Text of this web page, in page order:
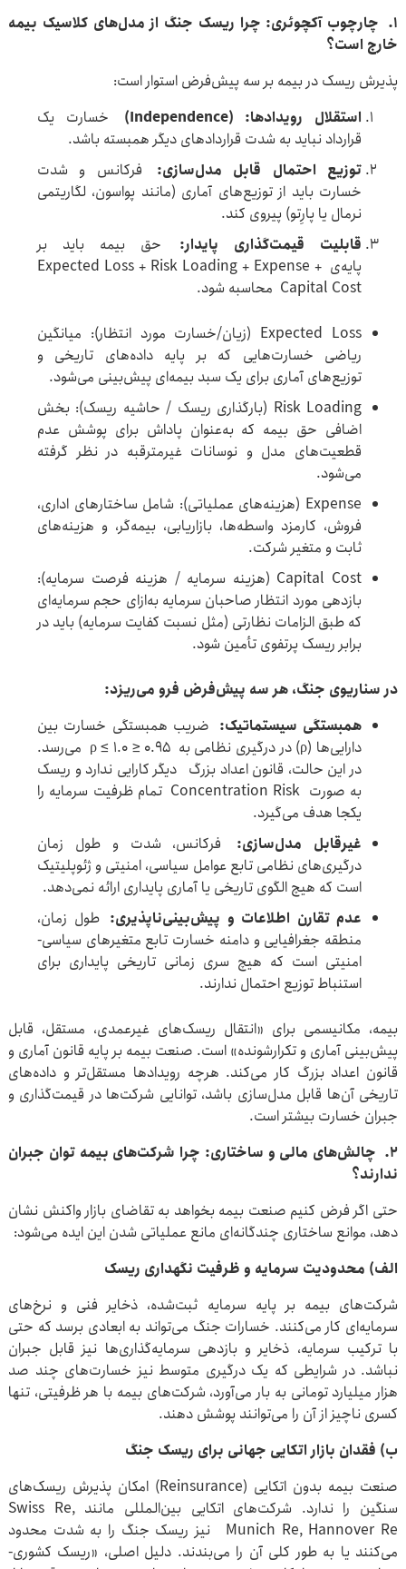
۱. چارچوب آکچوئری: چرا ریسک جنگ از مدل‌های کلاسیک بیمه
خارج است؟
پذیرش ریسک در بیمه بر سه پیش‌فرض استوار است:
استقلال رویدادها: (Independence)
خسارت یک
قرارداد نباید به شدت قراردادهای دیگر همبسته باشد.
توزیع احتمال قابل مدل‌سازی: فرکانس و شدت
خسارت باید از توزیع‌های آماری (مانند پواسون، لگاریتمی
نرمال یا پارِتو) پیروی کند.
قابلیت قیمت‌گذاری پایدار: حق بیمه باید بر
پایه‌ی Expected Loss + Risk Loading + Expense +
Capital Cost محاسبه شود.
Expected Loss (زیان/خسارت مورد انتظار): میانگین
ریاضی خسارت‌هایی که بر پایه داده‌های تاریخی و
توزیع‌های آماری برای یک سبد بیمه‌ای پیش‌بینی می‌شود.
Risk Loading (بارگذاری ریسک / حاشیه ریسک): بخش
اضافی حق بیمه که به‌عنوان پاداش برای پوشش عدم
قطعیت‌های مدل و نوسانات غیرمترقبه در نظر گرفته
می‌شود.
Expense (هزینه‌های عملیاتی): شامل ساختارهای اداری،
فروش، کارمزد واسطه‌ها، بازاریابی، بیمه‌گر، و هزینه‌های
ثابت و متغیر شرکت.
Capital Cost (هزینه سرمایه / هزینه فرصت سرمایه):
بازدهی مورد انتظار صاحبان سرمایه به‌ازای حجم سرمایه‌ای
که طبق الزامات نظارتی (مثل نسبت کفایت سرمایه) باید در
برابر ریسک پرتفوی تأمین شود.
در سناریوی جنگ، هر سه پیش‌فرض فرو می‌ریزد:
همبستگی سیستماتیک: ضریب همبستگی خسارت بین
دارایی‌ها (ρ) در درگیری نظامی به 0.95 ≤ ρ ≤ 1.0 می‌رسد.
در این حالت، قانون اعداد بزرگ دیگر کارایی ندارد و ریسک
به صورت Concentration Risk تمام ظرفیت سرمایه را
یکجا هدف می‌گیرد.
غیرقابل مدل‌سازی: فرکانس، شدت و طول زمان
درگیری‌های نظامی تابع عوامل سیاسی، امنیتی و ژئوپلیتیک
است که هیچ الگوی تاریخی یا آماری پایداری ارائه نمی‌دهد.
عدم تقارن اطلاعات و پیش‌بینی‌ناپذیری: طول زمان،
منطقه جغرافیایی و دامنه‌ خسارت تابع متغیرهای سیاسی-
امنیتی است که هیچ سری زمانی تاریخی پایداری برای
استنباط توزیع احتمال ندارند.
بیمه، مکانیسمی برای «انتقال ریسک‌های غیرعمدی، مستقل، قابل
پیش‌بینی آماری و تکرارشونده» است. صنعت بیمه بر پایه قانون آماری و
قانون اعداد بزرگ کار می‌کند. هرچه رویدادها مستقل‌تر و داده‌های
تاریخی آن‌ها قابل مدل‌سازی باشد، توانایی شرکت‌ها در قیمت‌گذاری و
جبران خسارت بیشتر است.
۲. چالش‌های مالی و ساختاری: چرا شرکت‌های بیمه توان جبران
ندارند؟
حتی اگر فرض کنیم صنعت بیمه بخواهد به تقاضای بازار واکنش نشان
دهد، موانع ساختاری چندگانه‌ای مانع عملیاتی شدن این ایده می‌شود:
الف) محدودیت سرمایه و ظرفیت نگهداری ریسک
شرکت‌های بیمه بر پایه سرمایه ثبت‌شده، ذخایر فنی و نرخ‌های
سرمایه‌ای کار می‌کنند. خسارات جنگ می‌تواند به ابعادی برسد که حتی
با ترکیب سرمایه، ذخایر و بازدهی سرمایه‌گذاری‌ها نیز قابل جبران
نباشد. در شرایطی که یک درگیری متوسط نیز خسارت‌های چند صد
هزار میلیارد تومانی به بار می‌آورد، شرکت‌های بیمه با هر ظرفیتی، تنها
کسری ناچیز از آن را می‌توانند پوشش دهند.
ب) فقدان بازار اتکایی جهانی برای ریسک جنگ
صنعت بیمه بدون اتکایی (Reinsurance) امکان پذیرش ریسک‌های
سنگین را ندارد. شرکت‌های اتکایی بین‌المللی مانند Swiss Re,
Munich Re, Hannover Re نیز ریسک جنگ را به شدت محدود
می‌کنند یا به طور کلی آن را می‌بندند. دلیل اصلی، «ریسک کشوری-